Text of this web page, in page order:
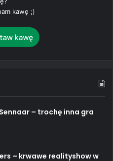
kawę ;)
– trochę inna gra
– krwawe realityshow w